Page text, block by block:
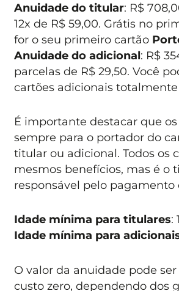
Anuidade do titular: R$
12x de R$ 59,00. Grátis no
for o seu primeiro cartão
Anuidade do adicional: R$
parcelas de R$ 29,50. Você
cartões adicionais
É importante destacar que
sempre para o portador do
titular ou adicional. Todos os
mesmos benefícios, mas é o
responsável pelo pagamento
Idade mínima para titulares:
Idade mínima para
O valor da anuidade pode
custo zero, dependendo dos